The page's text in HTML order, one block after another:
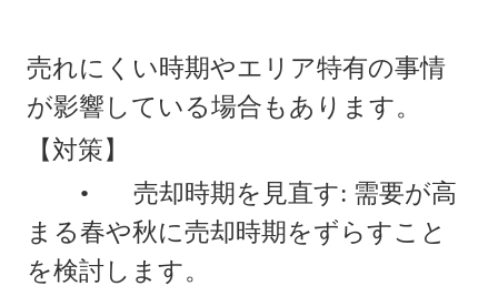
売れにくい時期やエリア特有の事情
が影響している場合もあります。
【対策】
•
売却時期を見直す: 需要が高
まる春や秋に売却時期をずらすこと
を検討します。